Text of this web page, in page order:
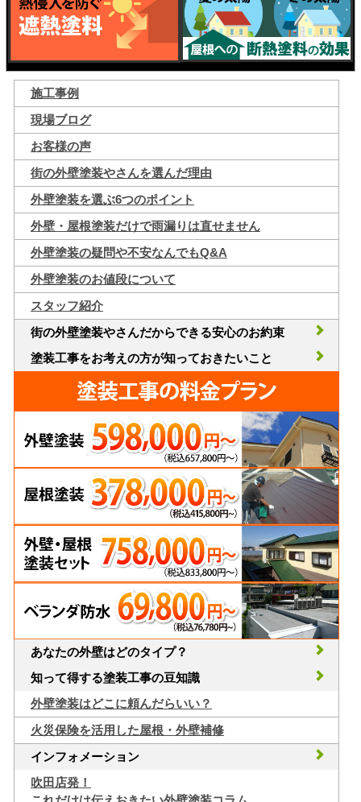
施工事例
現場ブログ
お客様の声
街の外壁塗装やさんを選んだ理由
外壁塗装を選ぶ6つのポイント
外壁・屋根塗装だけで雨漏りは直せません
外壁塗装の疑問や不安なんでもQ&A
外壁塗装のお値段について
スタッフ紹介
街の外壁塗装やさんだからできる安心のお約束
塗装工事をお考えの方が知っておきたいこと
あなたの外壁はどのタイプ？
知って得する塗装工事の豆知識
外壁塗装はどこに頼んだらいい？
火災保険を活用した屋根・外壁補修
インフォメーション
吹田店発！